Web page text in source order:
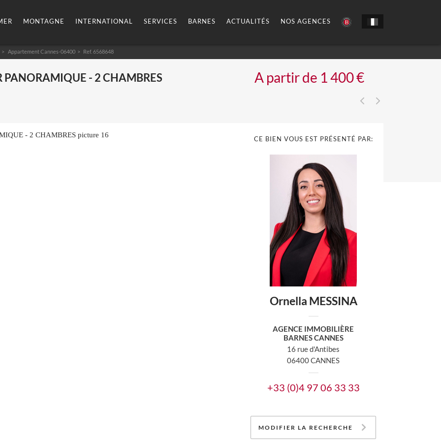
MONTAGNE INTERNATIONAL SERVICES BARNES ACTUALITÉS NOS AGENCES
Appartement Cannes-06400 > Ref. 6568648
PANORAMIQUE - 2 CHAMBRES A partir de 1 400 €
CE BIEN VOUS EST PRÉSENTÉ PAR:
Ornella MESSINA
AGENCE IMMOBILIÈRE
BARNES CANNES
16 rue d'Antibes
06400 CANNES
+33 (0)4 97 06 33 33
MODIFIER LA RECHERCHE